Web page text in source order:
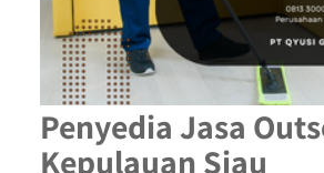
Penyedia Jasa
Kepulauan Siau